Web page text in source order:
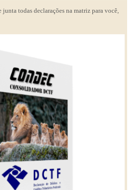
junta todas declarações na matriz para você,